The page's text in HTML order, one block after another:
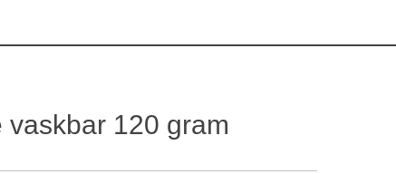
vaskbar 120 gram